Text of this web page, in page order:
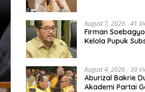
August 7, 2026 41
Firman
Kelola Pupuk
August 4, 2026 39
Aburizal Bakrie
Akademi Partai